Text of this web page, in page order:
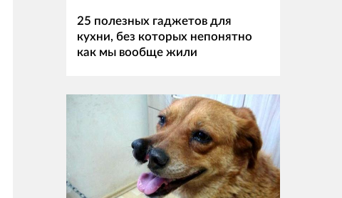
25 полезных гаджетов для
кухни, без которых непонятно
как мы вообще жили